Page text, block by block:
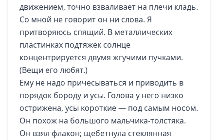
движением, точно взваливает на плечи кладь.
Со мной не говорит он ни слова. Я
притворяюсь спящий. В металлических
пластинках подтяжек солнце
концентрируется двумя жгучими пучками.
(Вещи его любят.)
Ему не надо причесываться и приводить в
порядок бороду и усы. Голова у него низко
острижена, усы короткие — под самым носом.
Он похож на большого мальчика-толстяка.
Он взял флакон; щебетнула стеклянная